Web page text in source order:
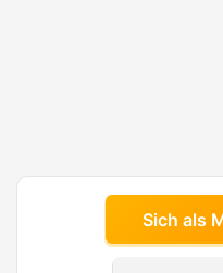
Sich als